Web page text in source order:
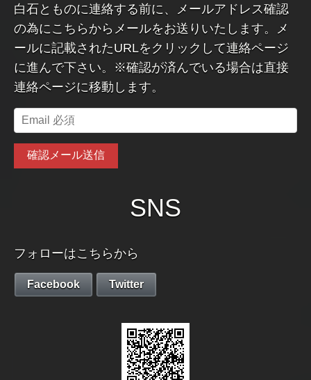
白石とものに連絡する前に、メールアドレス確認
の為にこちらからメールをお送りいたします。メ
ールに記載されたURLをクリックして連絡ページ
に進んで下さい。※確認が済んでいる場合は直接
連絡ページに移動します。
SNS
フォローはこちらから
Facebook Twitter